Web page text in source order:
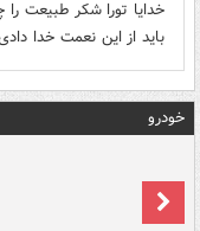
خدایا تورا شکر طبیعت
باید از این نعمت خدا
خودرو